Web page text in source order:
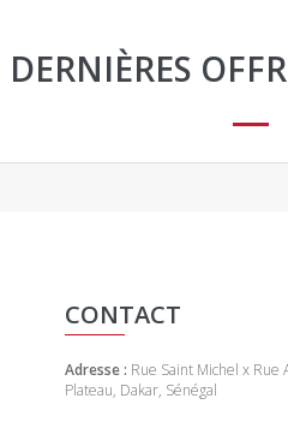
DERNIÈRES
CONTACT
Adresse : Rue Saint Michel x Rue
Plateau, Dakar, Sénégal